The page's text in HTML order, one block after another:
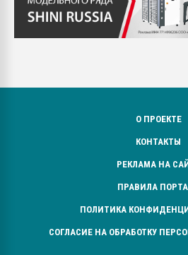
О ПРОЕКТЕ
КОНТАКТЫ
РЕКЛАМА НА
ПРАВИЛА
ПОЛИТИКА
СОГЛАСИЕ НА ОБРАБОТКУ